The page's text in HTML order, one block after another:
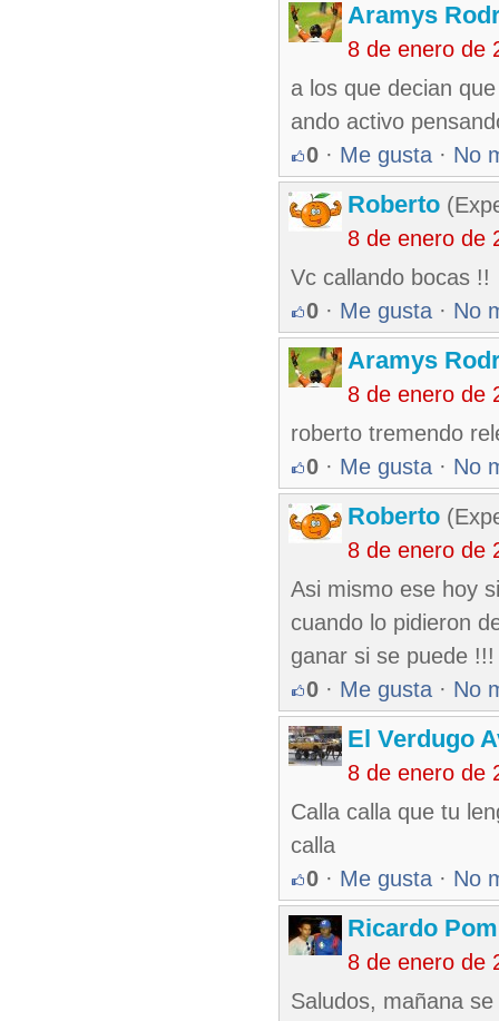
Aramys
8 de enero de
a los que decian
ando activo
0 · Me gusta · No
Roberto
8 de enero de
Vc callando bocas !!
0 · Me gusta · No
Aramys
8 de enero de
roberto tremendo
0 · Me gusta · No
Roberto
8 de enero de
Asi mismo ese hoy
cuando lo pidieron
ganar si se puede !!!
0 · Me gusta · No
El Verdugo
8 de enero de
Calla calla que tu
calla
0 · Me gusta · No
Ricardo
8 de enero de
Saludos, mañana